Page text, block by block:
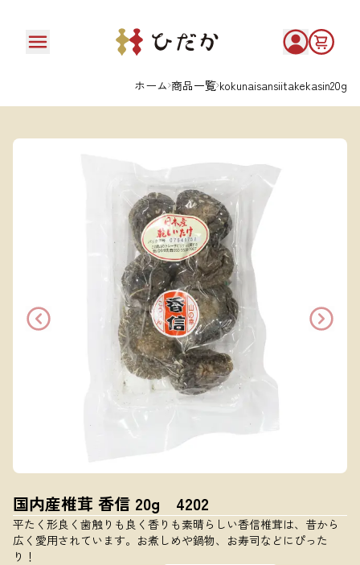
ホーム 商品一覧 kokunaisansiitakekasin20g
国内産椎茸 香信 20g 4202
平たく形良く歯触りも良く香りも素晴らしい香信椎茸は、昔から
広く愛用されています。お煮しめや鍋物、お寿司などにぴった
り！